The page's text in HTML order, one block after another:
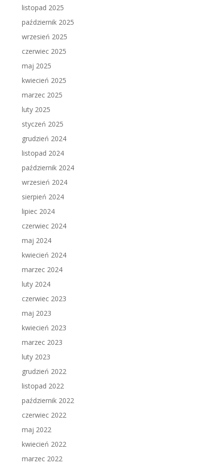
listopad 2025
październik 2025
wrzesień 2025
czerwiec 2025
maj 2025
kwiecień 2025
marzec 2025
luty 2025
styczeń 2025
grudzień 2024
listopad 2024
październik 2024
wrzesień 2024
sierpień 2024
lipiec 2024
czerwiec 2024
maj 2024
kwiecień 2024
marzec 2024
luty 2024
czerwiec 2023
maj 2023
kwiecień 2023
marzec 2023
luty 2023
grudzień 2022
listopad 2022
październik 2022
czerwiec 2022
maj 2022
kwiecień 2022
marzec 2022